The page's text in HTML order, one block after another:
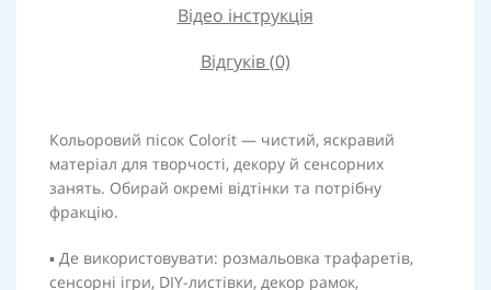
Відео інструкція
Відгуків (0)
Кольоровий пісок Colorit — чистий, яскравий
матеріал для творчості, декору й сенсорних
занять. Обирай окремі відтінки та потрібну
фракцію.
▪️ Де використовувати: розмальовка трафаретів,
сенсорні ігри, DIY-листівки, декор рамок,